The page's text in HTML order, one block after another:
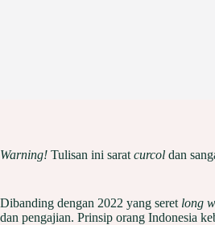
Warning! Tulisan ini sarat curcol dan
Dibanding dengan 2022 yang seret long
dan pengajian. Prinsip orang Indonesia